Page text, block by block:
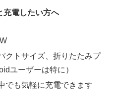
充電したい方へ
クトサイズ、折りたたみプ
ユーザーは特に）
でも気軽に充電できます